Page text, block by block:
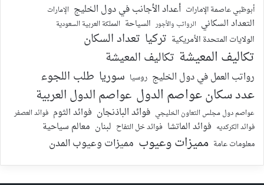
أبوظبي عاصمة الإمارات أعداد الأجانب في دول الخليج الإمارات
التعداد السكاني الرواتب والأجور السياحة المملكة العربية السعودية
الولايات المتحدة الأمريكية تركيا تعداد السكان
تكاليف المعيشة تكاليف المعيشة
رواتب العمل في دول الخليج روسيا سوريا طلب اللجوء
عدد سكان عواصم الدول عواصم الدول العربية
عواصم دول مجلس التعاون الخليجي فوائد الباذنجان فوائد الثوم فوائد العصفر
فوائد الكركديه فوائد الماتشا فوائد خل التفاح لبنان معالم سياحية
معلومات عامة مميزات وعيوب مميزات وعيوب المدن